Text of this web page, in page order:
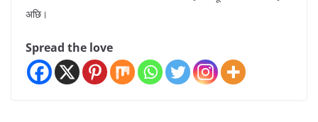
अछि।
Spread the love